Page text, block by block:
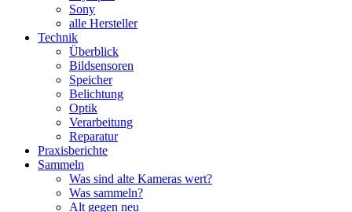
Sony
alle Hersteller
Technik
Überblick
Bildsensoren
Speicher
Belichtung
Optik
Verarbeitung
Reparatur
Praxisberichte
Sammeln
Was sind alte Kameras wert?
Was sammeln?
Alt gegen neu